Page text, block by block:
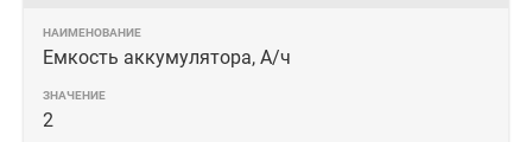
Емкость аккумулятора, А/ч
2